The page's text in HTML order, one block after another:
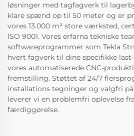
løsninger med tagfagverk til
klare spænd op til 50 meter og er
vores 13.000 m² store værksted,
ISO 9001. Vores erfarna tekniske
softwareprogrammer som Tekla
hvert fagverk til dine specifikke
vores automatiserede CNC-
fremstilling. Støttet af 24/7
installations tegninger og valgfri
leverer vi en problemfri oplevelse
færdiggørelse.